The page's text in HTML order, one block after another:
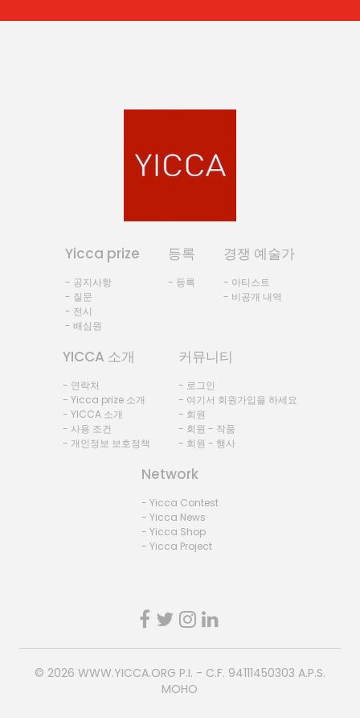
Yicca prize
- 공지사항
- 질문
- 전시
- 배심원
등록
- 등록
경쟁 예술가
- 아티스트
- 비공개 내역
YICCA 소개
- 연락처
- Yicca prize 소개
- YICCA 소개
- 사용 조건
- 개인정보 보호정책
커뮤니티
- 로그인
- 여기서 회원가입을 하세요
- 회원
- 회원 - 작품
- 회원 - 행사
Network
- Yicca Contest
- Yicca News
- Yicca Shop
- Yicca Project
© 2026 WWW.YICCA.ORG P.I. - C.F. 94111450303 A.P.S.
MOHO